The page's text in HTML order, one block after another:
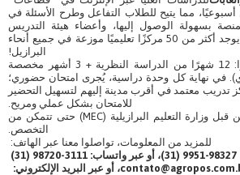
مما يتيح للطلاب التفاعل وطرح الأسئلة في
بسهولة الوصول إليها، وأعضاء هيئة التدريس
مؤهلون تأهيلاً عالياً، كما يوجد أكثر من 50 مركزًا تعليميًا موزعة في جميع أنحاء
البرازيل!
تستغرق الدورة 15 شهرًا: 12 شهرًا من الدراسة النظرية + 3 أشهر مخصصة
في نهاية كل وحدة دراسية، يُجرى امتحان حضوري؛
تدريب معتمد في أقرب مدينة إليهم لتسهيل التحضير
للامتحان بشكل عملي ومريح.
جميع الدورات معتمدة من قبل وزارة التعليم البرازيلية (MEC) حتى تتمكن من
التخصص.
للمزيد من المعلومات، تواصلوا معنا عبر الهاتف:
9951-98327 (31)، أو عبر واتساب: 3111-98720 (31)
، أو عبر البريد الإلكتروني: